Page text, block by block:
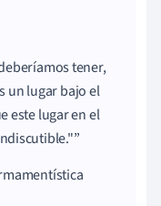
tener,
un lugar bajo el
este lugar en el